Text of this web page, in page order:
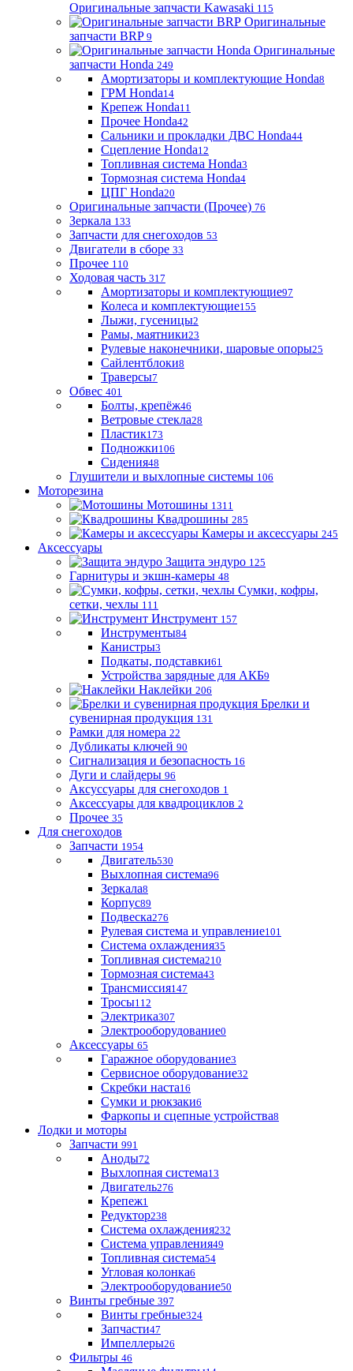
Оригинальные запчасти Kawasaki 115
Оригинальные
запчасти BRP 9
Оригинальные
запчасти Honda 249
Амортизаторы и комплектующие Honda8
ГРМ Honda14
Крепеж Honda11
Прочее Honda42
Сальники и прокладки ДВС Honda44
Сцепление Honda12
Топливная система Honda3
Тормозная система Honda4
ЦПГ Honda20
Оригинальные запчасти (Прочее) 76
Зеркала 133
Запчасти для снегоходов 53
Двигатели в сборе 33
Прочее 110
Ходовая часть 317
Амортизаторы и комплектующие97
Колеса и комплектующие155
Лыжи, гусеницы2
Рамы, маятники23
Рулевые наконечники, шаровые опоры25
Сайлентблоки8
Траверсы7
Обвес 401
Болты, крепёж46
Ветровые стекла28
Пластик173
Подножки106
Сидения48
Глушители и выхлопные системы 106
Моторезина
Мотошины 1311
Квадрошины 285
Камеры и аксессуары 245
Аксессуары
Защита эндуро 125
Гарнитуры и экшн-камеры 48
Сумки, кофры,
сетки, чехлы 111
Инструмент 157
Инструменты84
Канистры3
Подкаты, подставки61
Устройства зарядные для АКБ9
Наклейки 206
Брелки и
сувенирная продукция 131
Рамки для номера 22
Дубликаты ключей 90
Сигнализация и безопасность 16
Дуги и слайдеры 96
Аксуссуары для снегоходов 1
Аксессуары для квадроциклов 2
Прочее 35
Для снегоходов
Запчасти 1954
Двигатель530
Выхлопная система96
Зеркала8
Корпус89
Подвеска276
Рулевая система и управление101
Система охлаждения35
Топливная система210
Тормозная система43
Трансмиссия147
Тросы112
Электрика307
Электрооборудование0
Аксессуары 65
Гаражное оборудование3
Сервисное оборудование32
Скребки наста16
Сумки и рюкзаки6
Фаркопы и сцепные устройства8
Лодки и моторы
Запчасти 991
Аноды72
Выхлопная система13
Двигатель276
Крепеж1
Редуктор238
Система охлаждения232
Система управления49
Топливная система54
Угловая колонка6
Электрооборудование50
Винты гребные 397
Винты гребные324
Запчасти47
Импеллеры26
Фильтры 46